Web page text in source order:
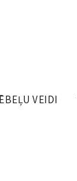
VEIDI